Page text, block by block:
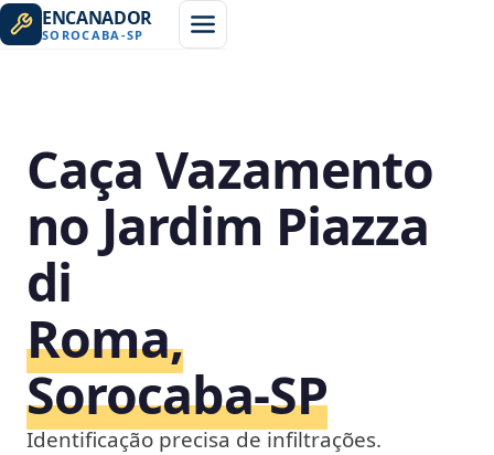
ENCANADOR
SOROCABA -SP
Caça Vazamento
no Jardim Piazza
di
Roma,
Sorocaba‑SP
Identificação precisa de infiltrações.